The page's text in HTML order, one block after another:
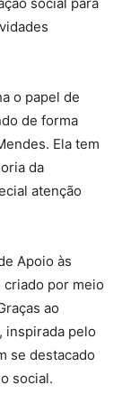
social para
o papel de
de forma
Ela tem
da
atenção
Apoio às
criado por meio
ao
inspirada pelo
se destacado
social.